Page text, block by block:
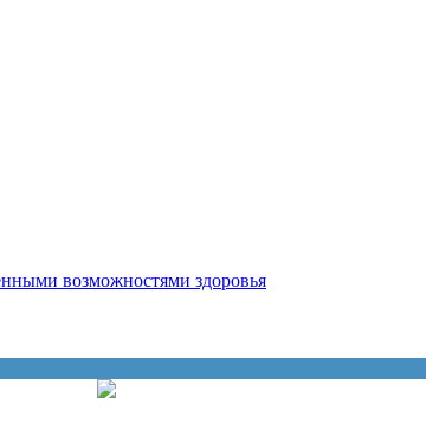
возможностями здоровья